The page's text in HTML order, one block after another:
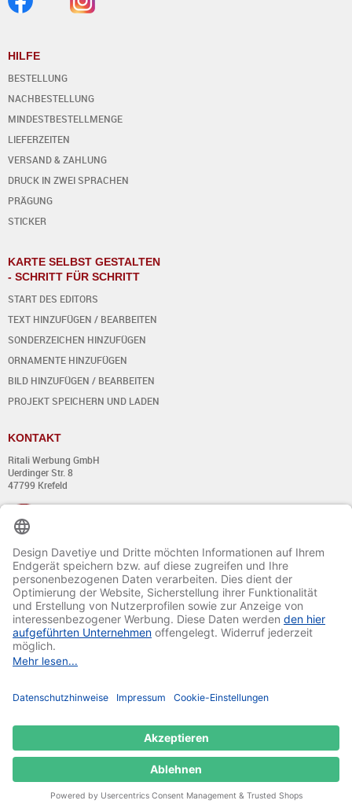
HILFE
BESTELLUNG
NACHBESTELLUNG
MINDESTBESTELLMENGE
LIEFERZEITEN
VERSAND & ZAHLUNG
DRUCK IN ZWEI SPRACHEN
PRÄGUNG
STICKER
KARTE SELBST GESTALTEN
- SCHRITT FÜR SCHRITT
START DES EDITORS
TEXT HINZUFÜGEN / BEARBEITEN
SONDERZEICHEN HINZUFÜGEN
ORNAMENTE HINZUFÜGEN
BILD HINZUFÜGEN / BEARBEITEN
PROJEKT SPEICHERN UND LADEN
KONTAKT
Ritali Werbung GmbH
Uerdinger Str. 8
47799 Krefeld
+49 (0) 21 51 - 7 633 633
Montag bis Donnerstag:
von 8:00 - 13:00
und von 14:00 - 17:00 Uhr
Freitag:
von 8:00 - 13:00
und von 14:00 - 15:30 Uhr
E-Mail: info@davetiye.de
© 2020-2025 Ritali Werbung GmbH. All Rights Reserved.